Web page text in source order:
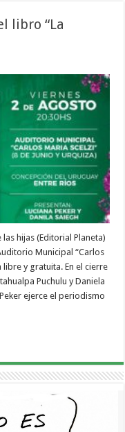
libro “La
hijas (Editorial Planeta)
Municipal “Carlos
libre y gratuita. En el cierre
Puchulu y Daniela
ejerce el periodismo